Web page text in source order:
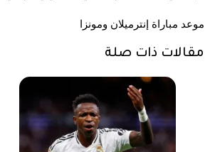
موعد مباراة إنترميلان ومونزا
مقالات ذات صلة